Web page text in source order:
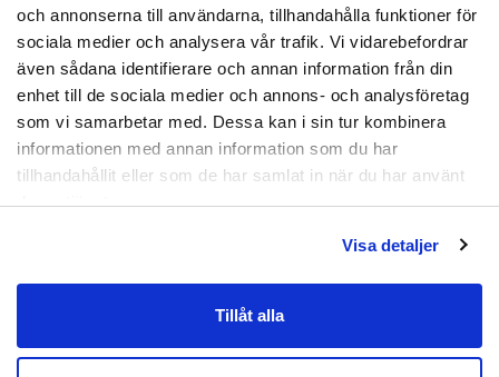
och annonserna till användarna, tillhandahålla funktioner för
sociala medier och analysera vår trafik. Vi vidarebefordrar
även sådana identifierare och annan information från din
enhet till de sociala medier och annons- och analysföretag
som vi samarbetar med. Dessa kan i sin tur kombinera
informationen med annan information som du har
tillhandahållit eller som de har samlat in när du har använt
deras tjänster.
Visa detaljer
Tillåt alla
för flera saker, bland annat att minska värk,
förbättra sömn och öka blodcirkulation. Magneten
gör nämligen så att de röda blodkropparna, som
innehåller järn, länkas samman till korta kedjor
vilket gör att blodet flyter lättare och inte
påverkas lika starkt av friktionen mot kärlväggarna.
Idag finns det även vetenskapliga belägg som pekar
mot en viss smärtlindrande effekt av
Silikon (SEBS), magnet.
Artikelnummer:TZA-0087
Genom att registrera dig godkänner du
att ta emot e-postmarknadsföring från oss.
Nej tack